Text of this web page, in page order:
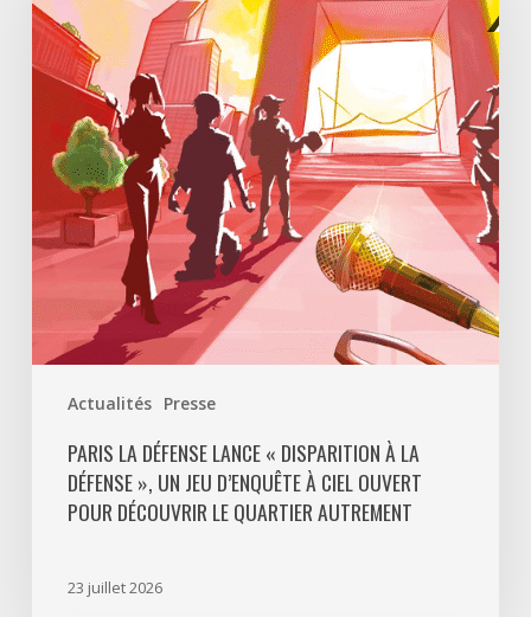
Actualités Presse
lance
«
Disparition
Défense
un
jeu
d’enquête
à
ciel
découvrir
quartier
PARIS LA DÉFENSE LANCE « DISPARITION À LA
DÉFENSE », UN JEU D’ENQUÊTE À CIEL OUVERT
POUR DÉCOUVRIR LE QUARTIER AUTREMENT
23 juillet 2026